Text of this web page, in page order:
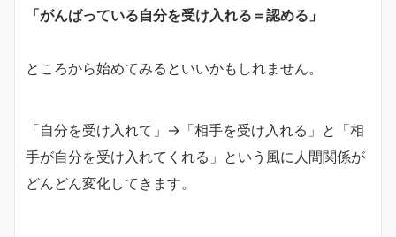
「がんばっている自分を受け入れる＝認める」
ところから始めてみるといいかもしれません。
「自分を受け入れて」→「相手を受け入れる」と「相
手が自分を受け入れてくれる」という風に人間関係が
どんどん変化してきます。